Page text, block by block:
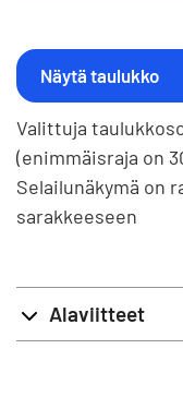
Valittuja
(enimmäisraja on
Selailunäkymä on
sarakkeeseen
Alaviitteet